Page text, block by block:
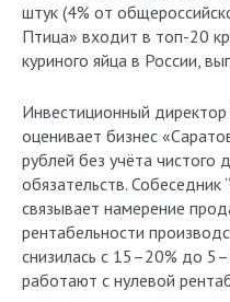
штук (4% от
Птица» входит в топ-20
куриного яйца в России,
Инвестиционный
оценивает бизнес
рублей без учёта чистого
обязательств. Собеседник
связывает намерение
рентабельности
снизилась с 15–20% до
работают с нулевой